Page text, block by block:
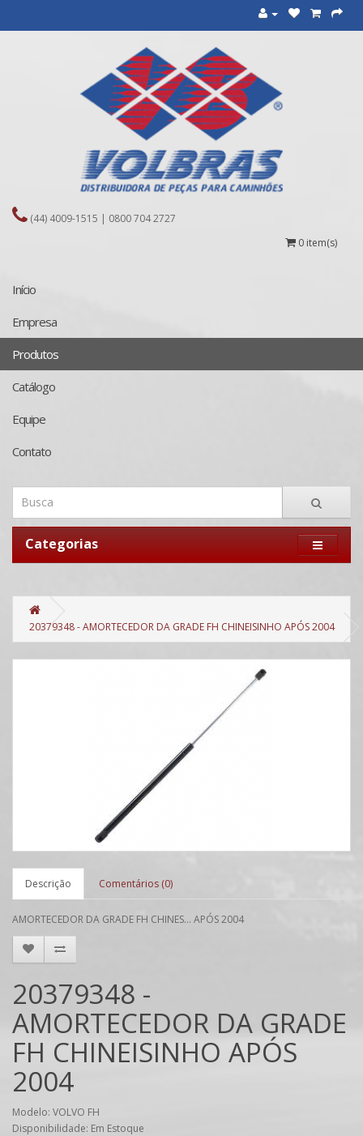
(44) 4009-1515 | 0800 704 2727
0 item(s)
Início
Empresa
Produtos
Catálogo
Equipe
Contato
Categorias
20379348 - AMORTECEDOR DA GRADE FH CHINEISINHO APÓS 2004
Descrição Comentários (0)
AMORTECEDOR DA GRADE FH CHINES... APÓS 2004
20379348 -
AMORTECEDOR DA GRADE
FH CHINEISINHO APÓS
2004
Modelo: VOLVO FH
Disponibilidade: Em Estoque